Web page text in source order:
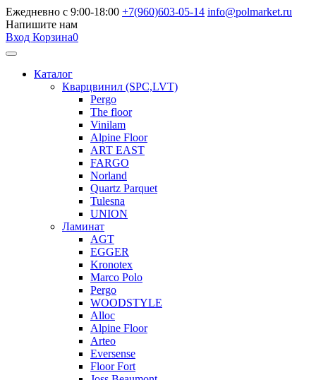
Ежедневно с 9:00-18:00 +7(960)603-05-14 info@polmarket.ru
Напишите нам
Вход Корзина0
Каталог
Кварцвинил (SPC,LVT)
Pergo
The floor
Vinilam
Alpine Floor
ART EAST
FARGO
Norland
Quartz Parquet
Tulesna
UNION
Ламинат
AGT
EGGER
Kronotex
Marco Polo
Pergo
WOODSTYLE
Alloc
Alpine Floor
Arteo
Eversense
Floor Fort